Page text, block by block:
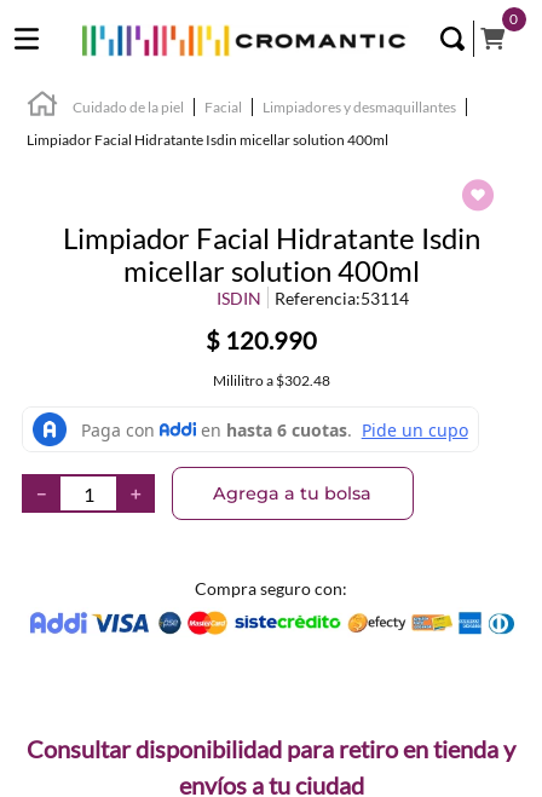
0
Cuidado de la piel Facial
Limpiadores y desmaquillantes
Limpiador Facial Hidratante Isdin micellar solution 400ml
Limpiador Facial Hidratante Isdin
micellar solution 400ml
ISDIN Referencia:53114
$ 120.990
Mililitroa $302.48
＋
－ Agrega a tu bolsa
Compra seguro con:
Consultar disponibilidad para retiro en tienda y
envíos a tu ciudad